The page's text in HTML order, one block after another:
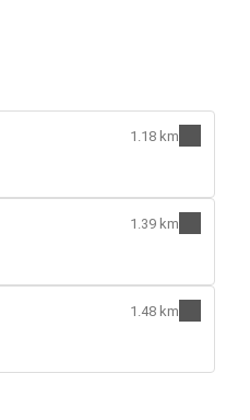
1.18 km
1.39 km
1.48 km